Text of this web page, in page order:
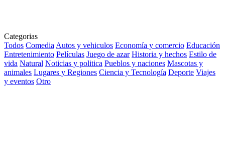
Categorias
Todos Comedia Autos y vehiculos Economía y comercio Educación
Entretenimiento Películas Juego de azar Historia y hechos Estilo de
vida Natural Noticias y politica Pueblos y naciones Mascotas y
animales Lugares y Regiones Ciencia y Tecnología Deporte Viajes
y eventos Otro